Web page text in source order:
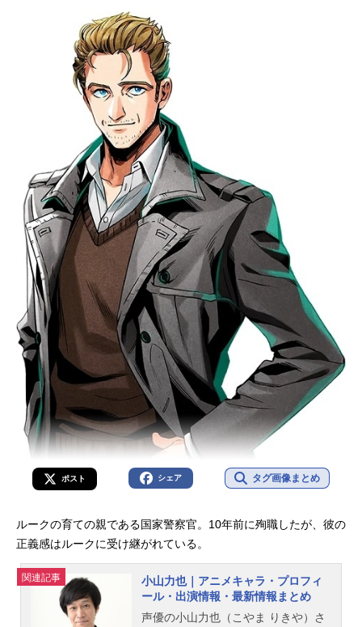
ポスト シェア タグ画像まとめ
ルークの育ての親である国家警察官。10年前に殉職したが、彼の
正義感はルークに受け継がれている。
関連記事
小山力也｜アニメキャラ・プロフィ
ール・出演情報・最新情報まとめ
声優の小山力也（こやま りきや）さ